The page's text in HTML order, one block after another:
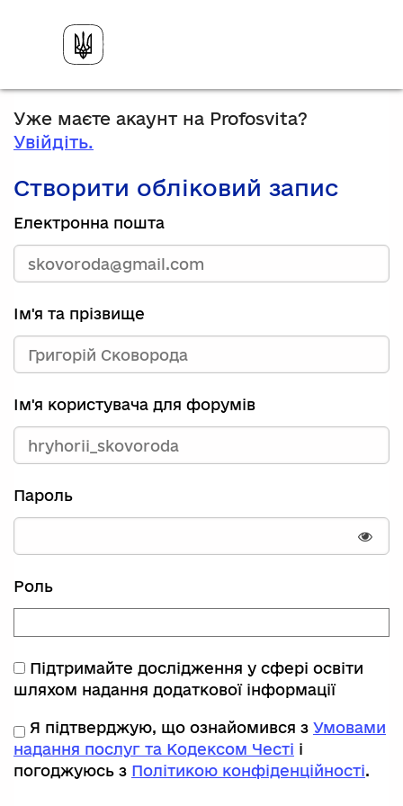
Уже маєте акаунт на Profosvita?
Увійдіть.
Створити обліковий запис
Електронна пошта
Ім'я та прізвище
Ім'я користувача для форумів
Пароль
Роль
Підтримайте дослідження у сфері освіти
шляхом надання додаткової інформації
Я підтверджую, що ознайомився з Умовами
надання послуг та Кодексом Честі і
погоджуюсь з Політикою конфіденційності.